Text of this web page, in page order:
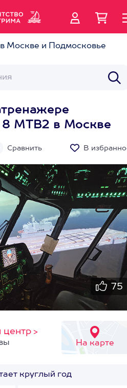
Москве и Подмосковье
8 МТВ2 в Москве
Сравнить В
75
центр >
На карте
круглый год